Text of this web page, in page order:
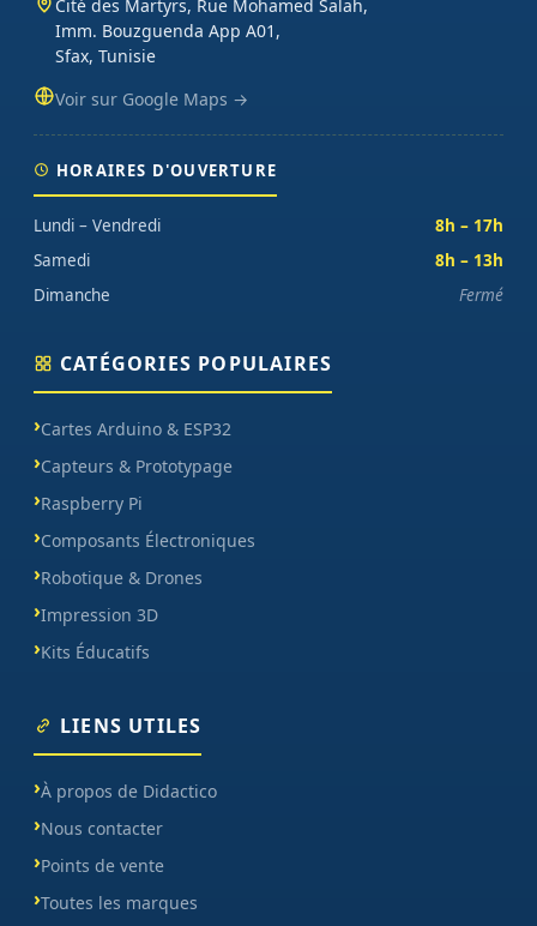
Cité des Martyrs, Rue Mohamed Salah,
Imm. Bouzguenda App A01,
Sfax, Tunisie
Voir sur Google Maps →
HORAIRES D'OUVERTURE
Lundi – Vendredi
8h – 17h
Samedi
8h – 13h
Dimanche
Fermé
CATÉGORIES POPULAIRES
Cartes Arduino & ESP32
Capteurs & Prototypage
Raspberry Pi
Composants Électroniques
Robotique & Drones
Impression 3D
Kits Éducatifs
LIENS UTILES
À propos de Didactico
Nous contacter
Points de vente
Toutes les marques